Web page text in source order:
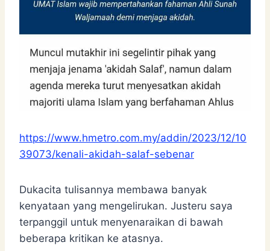
https://www.hmetro.com.my/addin/2023/12/10
39073/kenali-akidah-salaf-sebenar
Dukacita tulisannya membawa banyak
kenyataan yang mengelirukan. Justeru saya
terpanggil untuk menyenaraikan di bawah
beberapa kritikan ke atasnya.